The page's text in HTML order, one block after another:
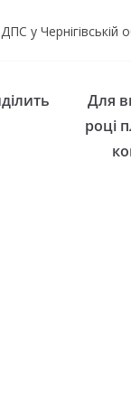
Чернігівській
Для
році
45-та